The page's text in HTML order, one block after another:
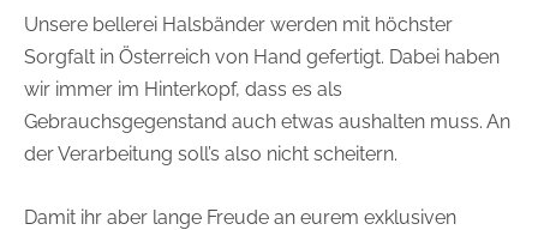
Unsere bellerei Halsbänder werden mit höchster
Sorgfalt in Österreich von Hand gefertigt. Dabei haben
wir immer im Hinterkopf, dass es als
Gebrauchsgegenstand auch etwas aushalten muss. An
der Verarbeitung soll’s also nicht scheitern.
Damit ihr aber lange Freude an eurem exklusiven